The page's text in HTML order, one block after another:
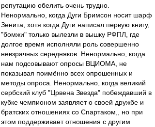
репутацию обелить очень трудно.
Ненормально, когда Дуги Бримсон носит шарф
Зенита, хотя когда Дуги написал первую книгу,
"бомжи" только вылезли в вышку РФПЛ, где
долгое время исполняли роль совершенно
невзрачных середняков. Ненормально, когда
нам подсовывают опросы ВЦИОМА, не
показывая поимённо всех опрошенных и
методы опроса. Ненормально, когда великий
сербский клуб "Црвена Звезда" побеждавший в
кубке чемпионом заявляет о своей дружбе и
братских отношениях со Спартаком,, но при
этом поддерживает отношения с другим